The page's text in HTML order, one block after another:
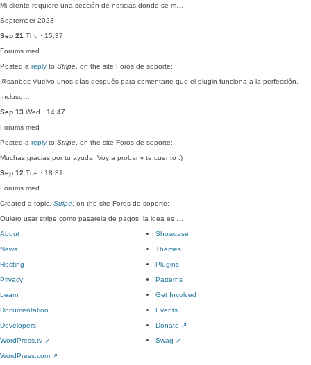
Mi cliente requiere una sección de noticias donde se m…
September 2023
Sep 21 Thu · 15:37
Forums med
Posted a reply to Stripe , on the site Foros de soporte:
@sanbec Vuelvo unos días después para comentarte que el plugin funciona a la perfección.
Incluso…
Sep 13 Wed · 14:47
Forums med
Posted a reply to Stripe , on the site Foros de soporte:
Muchas gracias por tu ayuda! Voy a probar y te cuento :)
Sep 12 Tue · 18:31
Forums med
Created a topic, Stripe , on the site Foros de soporte:
Quiero usar stripe como pasarela de pagos, la idea es …
About
News
Hosting
Privacy
Showcase
Themes
Plugins
Patterns
Learn
Documentation
Developers
WordPress.tv ↗
Get Involved
Events
Donate ↗
Swag ↗
WordPress.com ↗